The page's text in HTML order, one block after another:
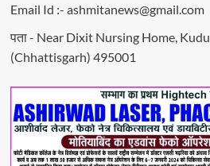
Email Id :- ashmitanews@gmail.com
पता - Near Dixit Nursing Home,
(Chhattisgarh) 495001